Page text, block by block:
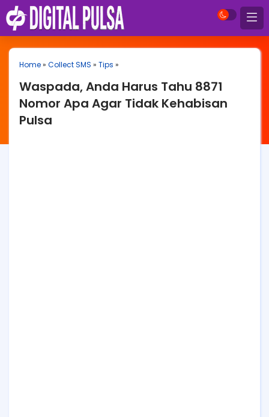
Home» Collect SMS » Tips »
Waspada, Anda Harus Tahu 8871
Nomor Apa Agar Tidak Kehabisan
Pulsa